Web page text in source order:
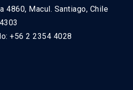
4860, Macul. Santiago, Chile
+56 2 2354 4028